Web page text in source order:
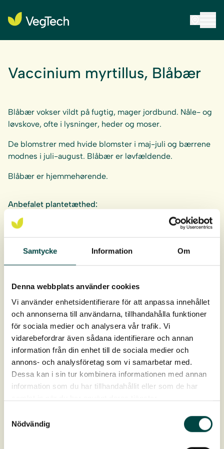
Samtycke Information Om
Denna webbplats använder cookies
Vi använder enhetsidentifierare för att anpassa innehållet
och annonserna till användarna, tillhandahålla funktioner
för sociala medier och analysera vår trafik. Vi
vidarebefordrar även sådana identifierare och annan
information från din enhet till de sociala medier och
annons- och analysföretag som vi samarbetar med.
Dessa kan i sin tur kombinera informationen med annan
information som du har tillhandahållit eller som de har
Nödvändig
Vaccinium myrtillus, Blåbær
Blåbær vokser vildt på fugtig, mager jordbund. Nåle- og
løvskove, ofte i lysninger, heder og moser.
De blomstrer med hvide blomster i maj-juli og bærrene
modnes i juli-august. Blåbær er løvfældende.
Blåbær er hjemmehørende.
Anbefalet plantetæthed:
5-10 planter/m² ved kombination med frø.
15-20 planter/m² ved etablering kun med urteplugs.
En bakke indeholder 40 urteplugplanter.
jordvolumen.
Art nr: